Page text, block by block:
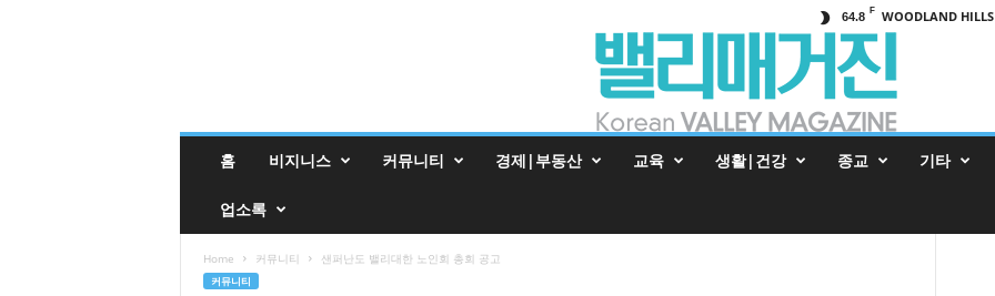
64.8 F WOODLAND HILLS
진
홈 비지니스 커뮤니티 경제|부동산 교육 생활|건강 종교 기타
업소록
Home 커뮤니티 샌퍼난도 밸리대한 노인회 총회 공고
커뮤니티